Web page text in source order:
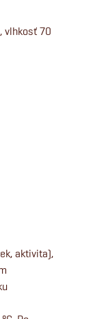
vlhkosť 70
aktivita),